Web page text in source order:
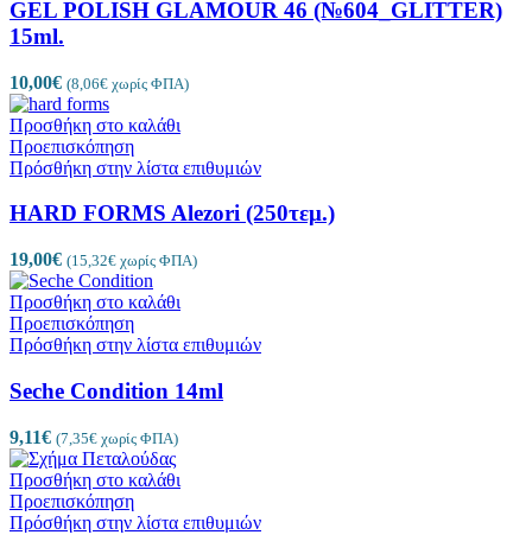
GEL POLISH GLAMOUR 46 (№604_GLITTER)
15ml.
10,00€ (8,06€ χωρίς ΦΠΑ)
Προσθήκη στο καλάθι
Προεπισκόπηση
Πρόσθήκη στην λίστα επιθυμιών
HARD FORMS Alezori (250τεμ.)
19,00€ (15,32€ χωρίς ΦΠΑ)
Προσθήκη στο καλάθι
Προεπισκόπηση
Πρόσθήκη στην λίστα επιθυμιών
Seche Condition 14ml
9,11€ (7,35€ χωρίς ΦΠΑ)
Προσθήκη στο καλάθι
Προεπισκόπηση
Πρόσθήκη στην λίστα επιθυμιών